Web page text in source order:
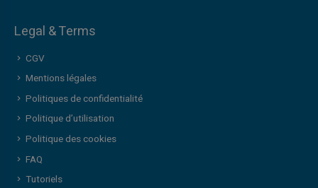
Legal & Terms
CGV
Mentions légales
Politiques de confidentialité
Politique d’utilisation
Politique des cookies
FAQ
Tutoriels